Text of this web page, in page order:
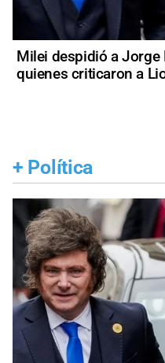
Milei despidió a
quienes criticaron a
+ Política